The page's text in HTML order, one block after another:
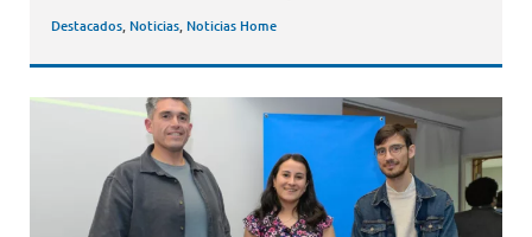
Destacados, Noticias, Noticias Home